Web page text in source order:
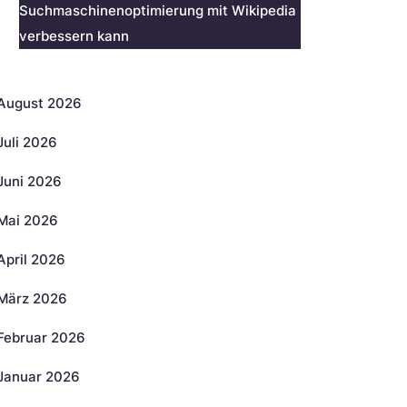
Suchmaschinenoptimierung mit Wikipedia
verbessern kann
2026
2026
2026
2026
2026
2026
2026
2026